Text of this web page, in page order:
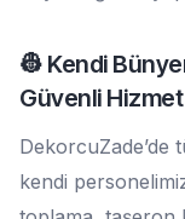
👷 Kendi
Güvenli Hizmet
DekorcuZade’de
kendi